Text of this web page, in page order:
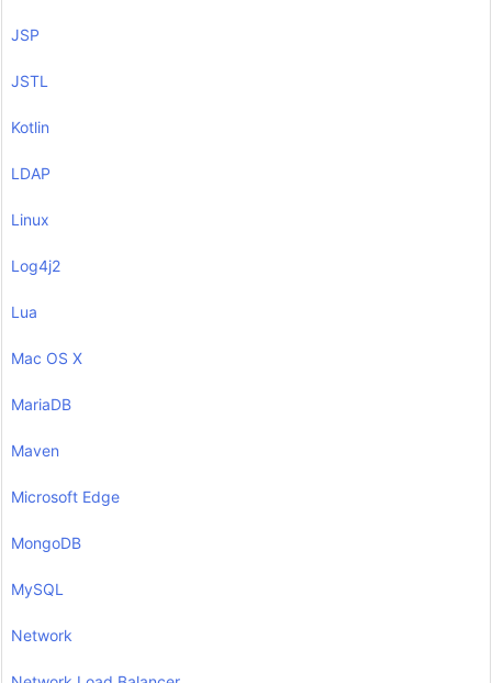
JSP
JSTL
Kotlin
LDAP
Linux
Log4j2
Lua
Mac OS X
MariaDB
Maven
Microsoft Edge
MongoDB
MySQL
Network